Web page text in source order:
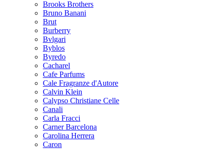
Brooks Brothers
Bruno Banani
Brut
Burberry
Bvlgari
Byblos
Byredo
Cacharel
Cafe Parfums
Cale Fragranze d'Autore
Calvin Klein
Calypso Christiane Celle
Canali
Carla Fracci
Carner Barcelona
Carolina Herrera
Caron